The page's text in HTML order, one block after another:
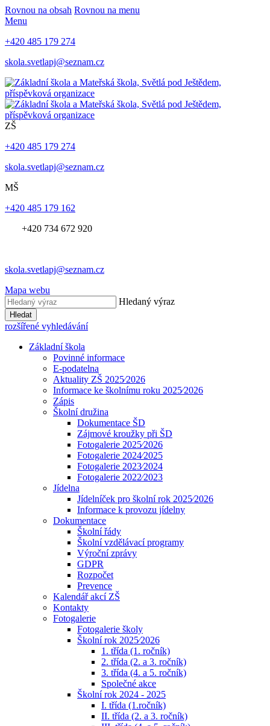
Rovnou na obsah Rovnou na menu
Menu
+420 485 179 274
skola.svetlapj@seznam.cz
ZŠ
+420 485 179 274
skola.svetlapj@seznam.cz
MŠ
+420 485 179 162
+420 734 672 920
skola.svetlapj@seznam.cz
Mapa webu
Hledaný výraz
Hledat
rozšířené vyhledávání
Základní škola
Povinné informace
E-podatelna
Aktuality ZŠ 2025⁄2026
Informace ke školnímu roku 2025⁄2026
Zápis
Školní družina
Dokumentace ŠD
Zájmové kroužky při ŠD
Fotogalerie 2025⁄2026
Fotogalerie 2024⁄2025
Fotogalerie 2023⁄2024
Fotogalerie 2022⁄2023
Jídelna
Jídelníček pro školní rok 2025⁄2026
Informace k provozu jídelny
Dokumentace
Školní řády
Školní vzdělávací programy
Výroční zprávy
GDPR
Rozpočet
Prevence
Kalendář akcí ZŠ
Kontakty
Fotogalerie
Fotogalerie školy
Školní rok 2025⁄2026
1. třída (1. ročník)
2. třída (2. a 3. ročník)
3. třída (4. a 5. ročník)
Společné akce
Školní rok 2024 - 2025
I. třída (1.ročník)
II. třída (2. a 3. ročník)